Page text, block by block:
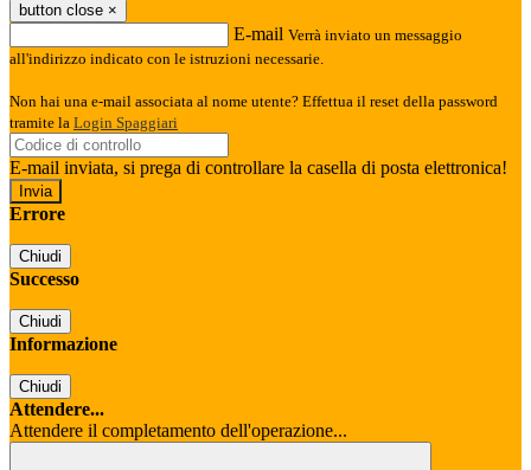
button close ×
E-mail Verrà inviato un messaggio
all'indirizzo indicato con le istruzioni necessarie.
Non hai una e-mail associata al nome utente? Effettua il reset della password
tramite la Login Spaggiari
E-mail inviata, si prega di controllare la casella di posta elettronica!
Errore
Chiudi
Successo
Chiudi
Informazione
Chiudi
Attendere...
Attendere il completamento dell'operazione...